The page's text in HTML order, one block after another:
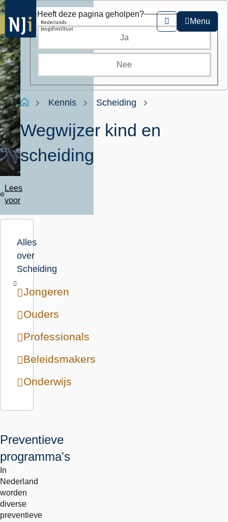
Overslaan
en
naar
de
inhoud
gaan
Zoeken
Menu
Kruimelpad
HomeKennis Scheiding
Wegwijzer kind en
scheiding
Lees
voor
Alles
over
Scheiding
Jongeren
Ouders
Professionals
Beleidsmakers
Onderwijs
Preventieve
programma's
In
Nederland
worden
diverse
preventieve
Heeft deze pagina geholpen?
Ja
Nee